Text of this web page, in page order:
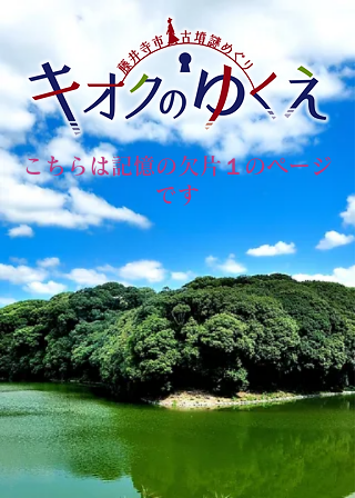
こちらは記憶の欠片１のページ
です